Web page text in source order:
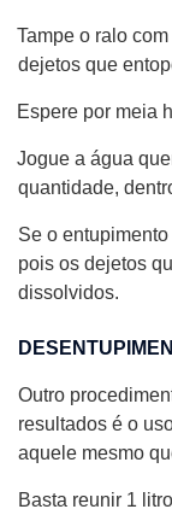
Tampe o ralo
dejetos que
Espere por meia
Jogue a água
quantidade,
Se o
pois os dejetos
dissolvidos.
Outro
resultados é o
aquele mesmo
Basta reunir 1